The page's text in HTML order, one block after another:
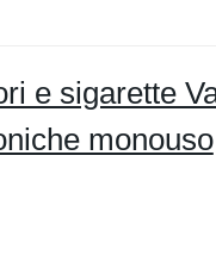
e sigarette
monouso